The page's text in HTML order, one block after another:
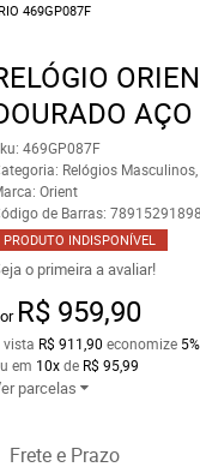
469GP087F
469GP087F
Relógios Masculinos
Orient
de Barras:
PRODUTO INDISPONÍVEL
o primeira a avaliar!
R$ 959,90
vista R$ 911,90 economize 5%
em 10xde R$ 95,99
parcelas
Frete e Prazo